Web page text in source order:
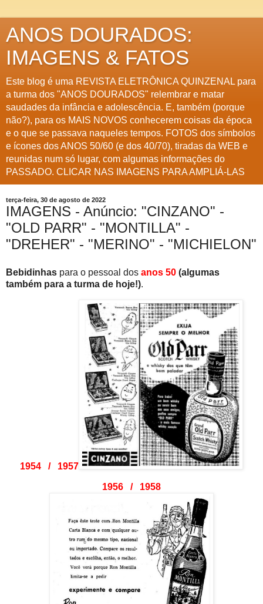
ANOS DOURADOS:
IMAGENS & FATOS
Este blog é uma REVISTA ELETRÔNICA QUINZENAL para
a turma dos "ANOS DOURADOS" relembrar e matar
saudades da infância e adolescência. E, também (porque
não?), para os MAIS NOVOS conhecerem coisas da época
e o que se passava naqueles tempos. FOTOS dos símbolos
e ícones dos ANOS 50/60 (e dos 40/70), tiradas da WEB e
reunidas num só lugar, com algumas informações do
PASSADO. CLICAR NAS IMAGENS PARA AMPLIÁ-LAS
terça-feira, 30 de agosto de 2022
IMAGENS - Anúncio: "CINZANO" -
"OLD PARR" - "MONTILLA" -
"DREHER" - "MERINO" - "MICHIELON"
Bebidinhas para o pessoal dos anos 50 (algumas
também para a turma de hoje!).
1954 / 1957
1956 / 1958